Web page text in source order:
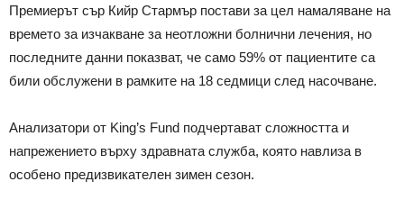
Премиерът сър Кийр Стармър постави за цел намаляване на
времето за изчакване за неотложни болнични лечения, но
последните данни показват, че само 59% от пациентите са
били обслужени в рамките на 18 седмици след насочване.
Анализатори от King’s Fund подчертават сложността и
напрежението върху здравната служба, която навлиза в
особено предизвикателен зимен сезон.